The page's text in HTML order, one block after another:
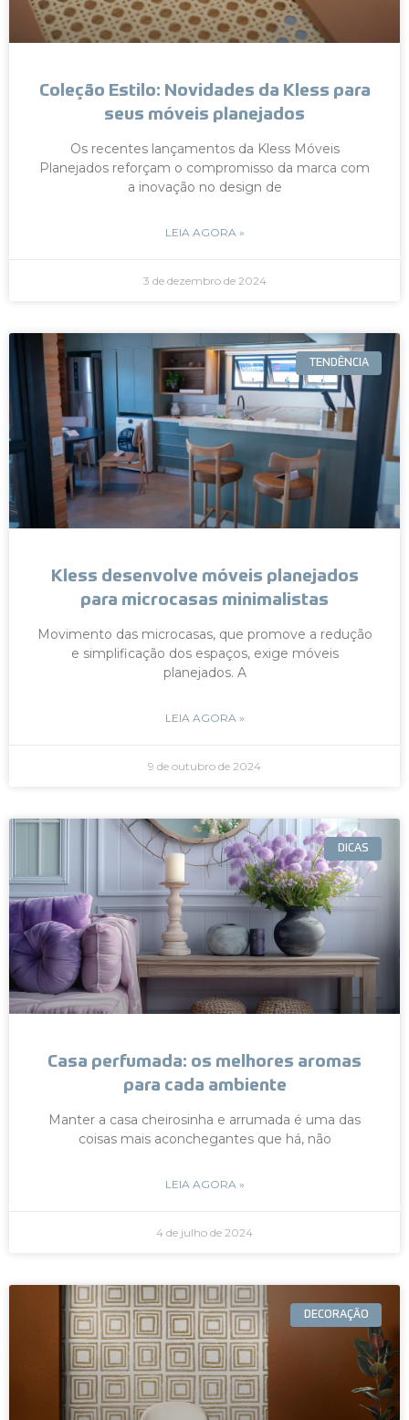
Coleção Estilo: Novidades da Kless para
seus móveis planejados
Os recentes lançamentos da Kless Móveis
Planejados reforçam o compromisso da marca com
a inovação no design de
LEIA AGORA »
3 de dezembro de 2024
TENDÊNCIA
Kless desenvolve móveis planejados
para microcasas minimalistas
Movimento das microcasas, que promove a redução
e simplificação dos espaços, exige móveis
planejados. A
LEIA AGORA »
9 de outubro de 2024
DICAS
Casa perfumada: os melhores aromas
para cada ambiente
Manter a casa cheirosinha e arrumada é uma das
coisas mais aconchegantes que há, não
LEIA AGORA »
4 de julho de 2024
DECORAÇÃO